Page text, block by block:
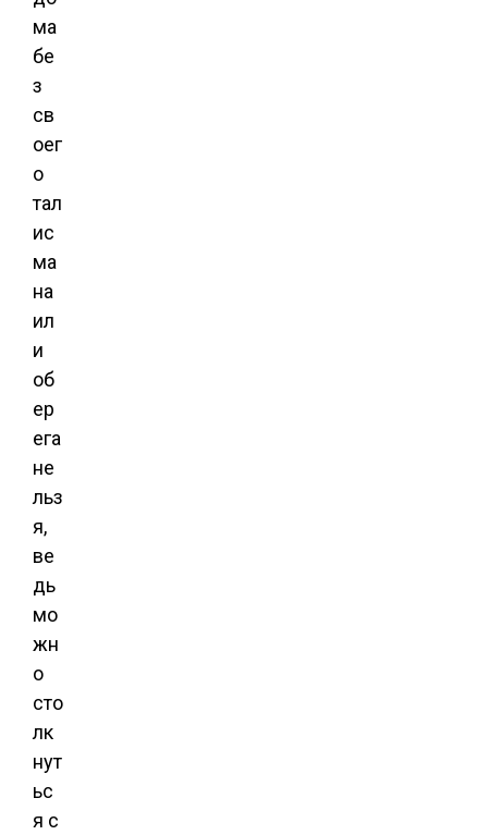
ма
бе
з
св
оег
о
тал
ис
ма
на
ил
и
об
ер
ега
не
льз
я,
ве
дь
мо
жн
о
сто
лк
нут
ьс
я с